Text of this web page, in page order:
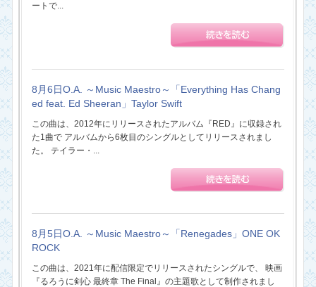
ートで...
8月6日O.A. ～Music Maestro～「Everything Has Chang
ed feat. Ed Sheeran」Taylor Swift
この曲は、2012年にリリースされたアルバム『RED』に収録され
た1曲で アルバムから6枚目のシングルとしてリリースされまし
た。 テイラー・...
8月5日O.A. ～Music Maestro～「Renegades」ONE OK
ROCK
この曲は、2021年に配信限定でリリースされたシングルで、 映画
『るろうに剣心 最終章 The Final』の主題歌として制作されまし